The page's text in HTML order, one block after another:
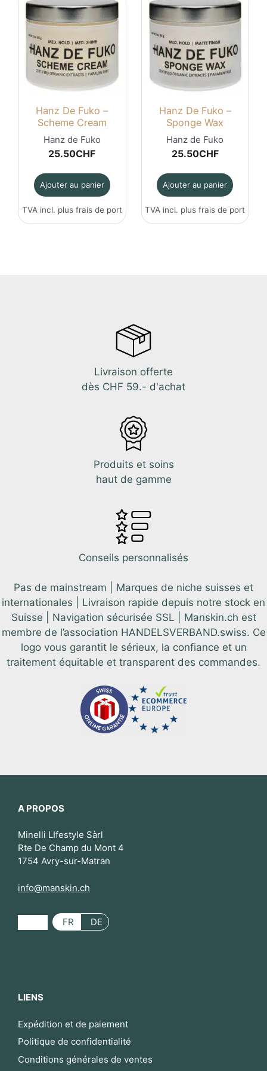
Hanz De Fuko –
Scheme Cream
Hanz de Fuko
25.50CHF
Ajouter au panier
TVA incl. plus frais de port
Hanz De Fuko –
Sponge Wax
Hanz de Fuko
25.50CHF
Ajouter au panier
TVA incl. plusfrais de port
Livraison offerte
dès CHF 59.- d'achat
Produits et soins
haut de gamme
Conseils personnalisés
Pas de mainstream | Marques de niche suisses et
internationales | Livraison rapide depuis notre stock en
Suisse | Navigation sécurisée SSL | Manskin.ch est
membre de l’association HANDELSVERBAND.swiss. Ce
logo vous garantit le sérieux, la confiance et un
traitement équitable et transparent des commandes.
A PROPOS
Minelli LIfestyle Sàrl
Rte De Champ du Mont 4
1754 Avry-sur-Matran
info@manskin.ch
FR DE
LIENS
Expédition et de paiement
Politique de confidentialité
Conditions générales de ventes